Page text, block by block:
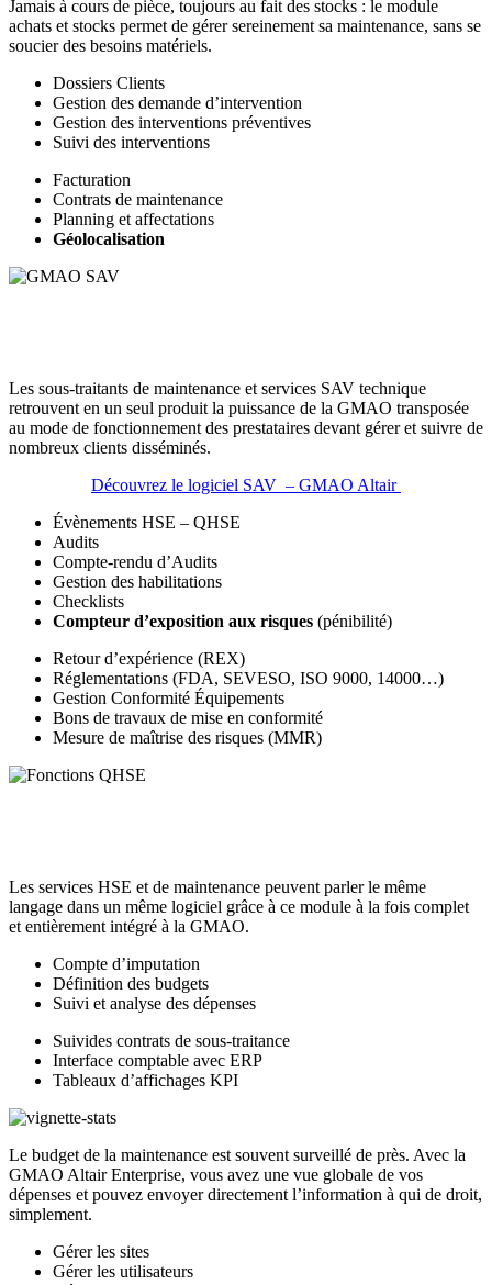
Jamais à cours de pièce, toujours au fait des stocks : le module
achats et stocks permet de gérer sereinement sa maintenance, sans se
soucier des besoins matériels.
Dossiers Clients
Gestion des demande d’intervention
Gestion des interventions préventives
Suivi des interventions
Facturation
Contrats de maintenance
Planning et affectations
Géolocalisation
Les sous-traitants de maintenance et services SAV technique
retrouvent en un seul produit la puissance de la GMAO transposée
au mode de fonctionnement des prestataires devant gérer et suivre de
nombreux clients disséminés.
Découvrez le logiciel SAV – GMAO Altair
Évènements HSE – QHSE
Audits
Compte-rendu d’Audits
Gestion des habilitations
Checklists
Compteur d’exposition aux risques (pénibilité)
Retour d’expérience (REX)
Réglementations (FDA, SEVESO, ISO 9000, 14000…)
Gestion Conformité Équipements
Bons de travaux de mise en conformité
Mesure de maîtrise des risques (MMR)
Les services HSE et de maintenance peuvent parler le même
langage dans un même logiciel grâce à ce module à la fois complet
et entièrement intégré à la GMAO.
Compte d’imputation
Définition des budgets
Suivi et analyse des dépenses
Suivides contrats de sous-traitance
Interface comptable avec ERP
Tableaux d’affichages KPI
Le budget de la maintenance est souvent surveillé de près. Avec la
GMAO Altair Enterprise, vous avez une vue globale de vos
dépenses et pouvez envoyer directement l’information à qui de droit,
simplement.
Gérer les sites
Gérer les utilisateurs